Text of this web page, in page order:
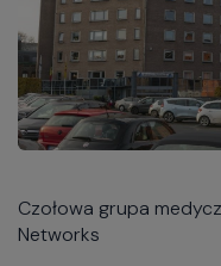
Czołowa grupa
Networks